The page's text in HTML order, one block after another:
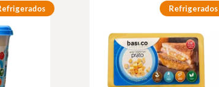
Refrigerados